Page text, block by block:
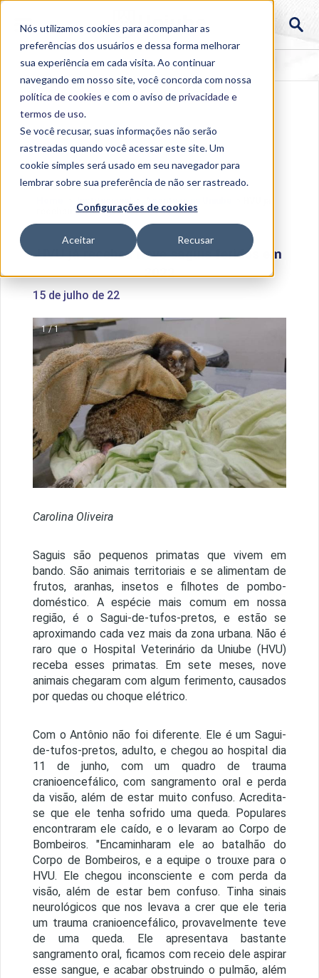
Nós utilizamos cookies para acompanhar as
preferências dos usuários e dessa forma melhorar
sua experiência em cada visita. Ao continuar
navegando em nosso site, você concorda com nossa
política de cookies e com o aviso deprivacidade e
termos de uso.
Se você recusar, suas informações não serão
rastreadas quando você acessar este site. Um
cookie simples será usado em seu navegador para
lembrar sobre sua preferência de não ser rastreado.
Configurações de cookies
Aceitar Recusar
recebeu nove saguis feridos em 2022
HVU já recebeu nove saguis feridos em
2022
15 de julho de 22
1 / 1
Carolina Oliveira
Saguis são pequenos primatas que vivem em
bando. São animais territoriais e se alimentam de
frutos, aranhas, insetos e filhotes de pombo-
doméstico. A espécie mais comum em nossa
região, é o Sagui-de-tufos-pretos, e estão se
aproximando cada vez mais da zona urbana. Não é
raro que o Hospital Veterinário da Uniube (HVU)
receba esses primatas. Em sete meses, nove
animais chegaram com algum ferimento, causados
por quedas ou choque elétrico.
Com o Antônio não foi diferente. Ele é um Sagui-
de-tufos-pretos, adulto, e chegou ao hospital dia
11 de junho, com um quadro de trauma
cranioencefálico, com sangramento oral e perda
da visão, além de estar muito confuso. Acredita-
se que ele tenha sofrido uma queda. Populares
encontraram ele caído, e o levaram ao Corpo de
Bombeiros. "Encaminharam ele ao batalhão do
Corpo de Bombeiros, e a equipe o trouxe para o
HVU. Ele chegou inconsciente e com perda da
visão, além de estar bem confuso. Tinha sinais
neurológicos que nos levava a crer que ele teria
um trauma cranioencefálico, provavelmente teve
de uma queda. Ele apresentava bastante
sangramento oral, ficamos com receio dele aspirar
esse sangue, e acabar obstruindo o pulmão, além